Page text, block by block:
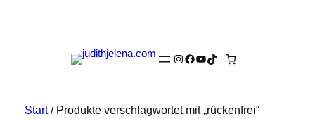
Instagram
Facebook
YouTube
TikTok
Start/ Produkte verschlagwortet mit „rückenfrei“